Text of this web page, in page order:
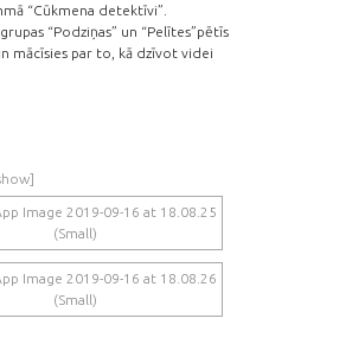
“Cūkmena detektīvi”.
“Podziņas” un “Pelītes”pētīs
mācīsies par to, kā dzīvot videi